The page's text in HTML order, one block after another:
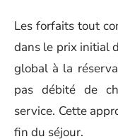
Les forfaits tout
dans le prix initial
global à la
pas débité de
service. Cette
fin du séjour.